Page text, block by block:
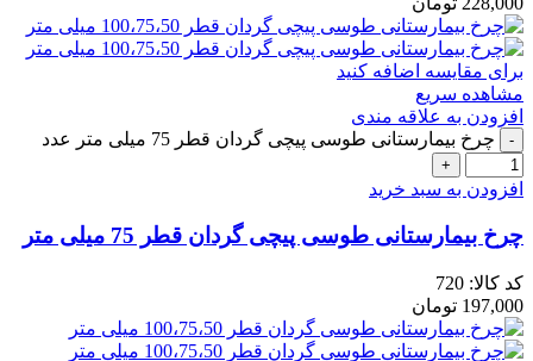
برای مقایسه اضافه کنید
مشاهده سریع
افزودن به علاقه مندی
چرخ بیمارستانی طوسی پیچی گردان قطر 75 میلی متر عدد
افزودن به سبد خرید
چرخ بیمارستانی طوسی پیچی گردان قطر 75 میلی متر
کد کالا: 720
197,000 تومان